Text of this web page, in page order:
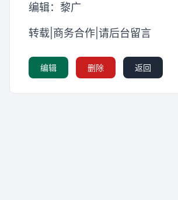
编辑：黎广
转载|商务合作|请后台留言
编辑 删除 返回